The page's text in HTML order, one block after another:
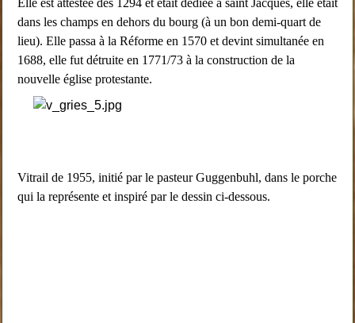
Elle est attestée dès 1294 et était dédiée à saint Jacques, elle était
dans les champs en dehors du bourg (à un bon demi-quart de
lieu). Elle passa à la Réforme en 1570 et devint simultanée en
1688, elle fut détruite en 1771/73 à la construction de la
nouvelle église protestante.
Vitrail de 1955, initié par le pasteur Guggenbuhl, dans le porche
qui la représente et inspiré par le dessin ci-dessous.